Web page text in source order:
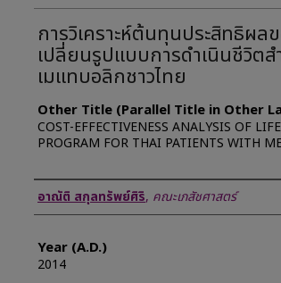
การวิเคราะห์ต้นทุนประสิทธิผล
เปลี่ยนรูปแบบการดำเนินชีวิต
เมแทบอลิกชาวไทย
Other Title (Parallel Title in Other
COST-EFFECTIVENESS ANALYSIS OF
PROGRAM FOR THAI PATIENTS WITH
Author
อาณัติ สกุลทรัพย์ศิริ, คณะเภสัชศาสตร์
Year (A.D.)
2014